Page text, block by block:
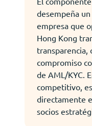
desempeña
empresa que
Hong Kong
compromiso
de AML/KYC.
competitivo,
directamente
socios